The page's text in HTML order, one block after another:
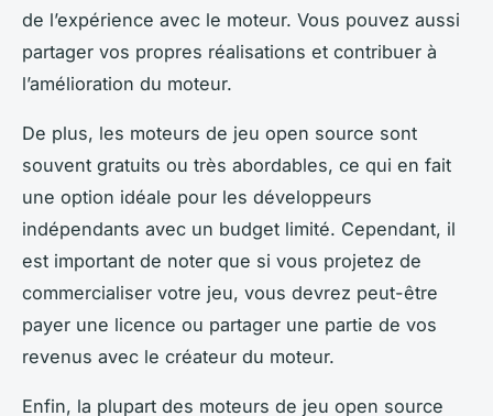
de l’expérience avec le moteur. Vous pouvez aussi
partager vos propres réalisations et contribuer à
l’amélioration du moteur.
De plus, les moteurs de jeu open source sont
souvent gratuits ou très abordables, ce qui en fait
une option idéale pour les développeurs
indépendants avec un budget limité. Cependant, il
est important de noter que si vous projetez de
commercialiser votre jeu, vous devrez peut-être
payer une licence ou partager une partie de vos
revenus avec le créateur du moteur.
Enfin, la plupart des moteurs de jeu open source